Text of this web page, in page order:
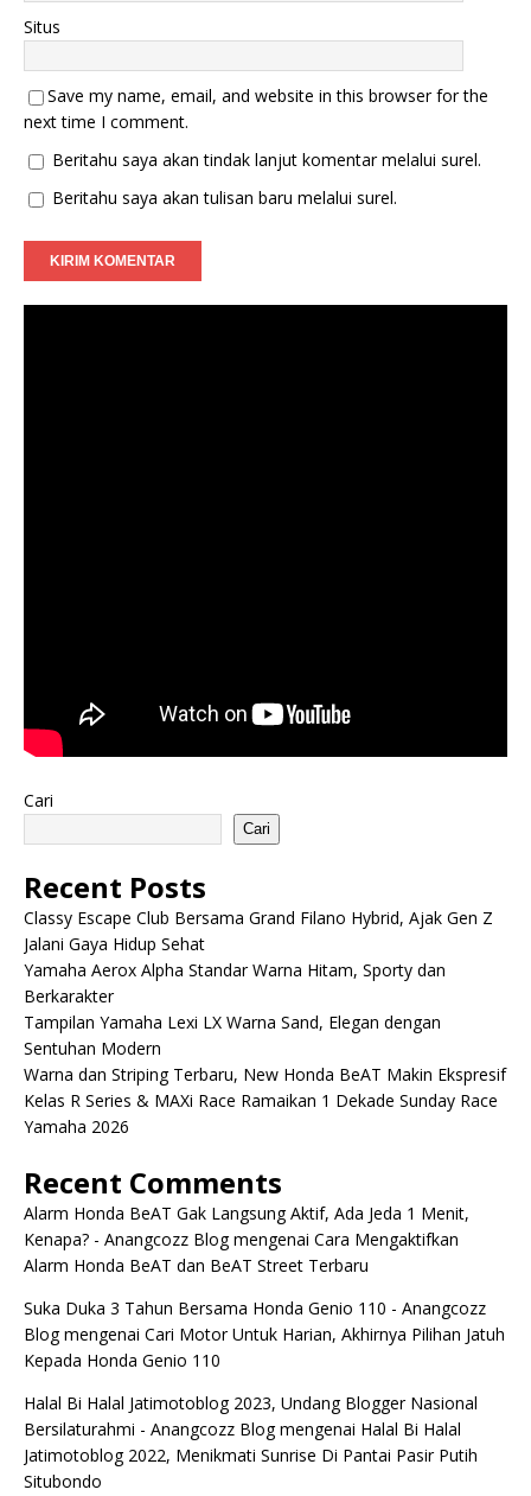
Situs
Save my name, email, and website in this browser for the
next time I comment.
Beritahu saya akan tindak lanjut komentar melalui surel.
Beritahu saya akan tulisan baru melalui surel.
Cari
Cari
Recent Posts
Classy Escape Club Bersama Grand Filano Hybrid, Ajak Gen Z
Jalani Gaya Hidup Sehat
Yamaha Aerox Alpha Standar Warna Hitam, Sporty dan
Berkarakter
Tampilan Yamaha Lexi LX Warna Sand, Elegan dengan
Sentuhan Modern
Warna dan Striping Terbaru, New Honda BeAT Makin Ekspresif
Kelas R Series & MAXi Race Ramaikan 1 Dekade Sunday Race
Yamaha 2026
Recent Comments
Alarm Honda BeAT Gak Langsung Aktif, Ada Jeda 1 Menit,
Kenapa? - Anangcozz Blogmengenai Cara Mengaktifkan
Alarm Honda BeAT dan BeAT Street Terbaru
Suka Duka 3 Tahun Bersama Honda Genio 110 - Anangcozz
Blogmengenai Cari Motor Untuk Harian, Akhirnya Pilihan Jatuh
Kepada Honda Genio 110
Halal Bi Halal Jatimotoblog 2023, Undang Blogger Nasional
Bersilaturahmi - Anangcozz Blogmengenai Halal Bi Halal
Jatimotoblog 2022, Menikmati Sunrise Di Pantai Pasir Putih
Situbondo